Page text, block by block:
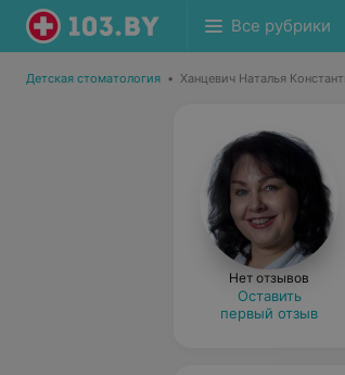
Все рубрики
Детская стоматология • Ханцевич Наталья
Нет отзывов
Оставить
первый отзыв